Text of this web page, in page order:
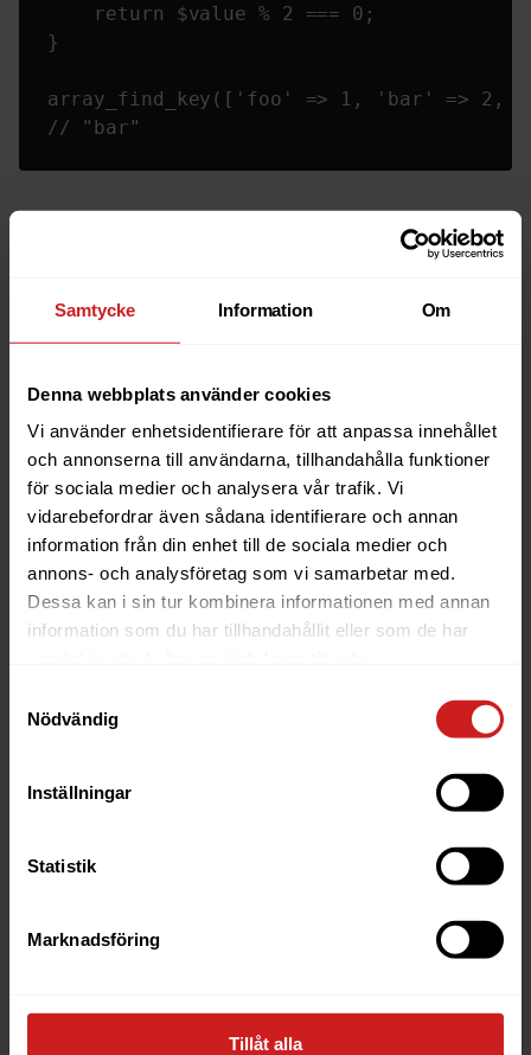
Samtycke Information Om
Denna webbplats använder cookies
Vi använder enhetsidentifierare för att anpassa innehållet
och annonserna till användarna, tillhandahålla funktioner
för sociala medier och analysera vår trafik. Vi
vidarebefordrar även sådana identifierare och annan
information från din enhet till de sociala medier och
annons- och analysföretag som vi samarbetar med.
Dessa kan i sin tur kombinera informationen med annan
information som du har tillhandahållit eller som de har
Nödvändig
Inställningar
Statistik
Marknadsföring
Tillåt alla
    return $value % 2 === 0;
}
array_find_key(['foo' => 1, 'bar' => 2,
// "bar"
array_any och array_all(från
// True: at least one element is
array_any(
    array: $numbers,
callback: fn (int $number) =>
);
// False: not all elements are dividable
array_all(
array_all(
callback: fn (int $number) =>
);
Det tog sin tid, men den som väntar på något gott… PHP